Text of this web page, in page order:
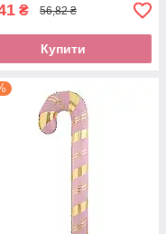
₴ 56,82 ₴
Купити